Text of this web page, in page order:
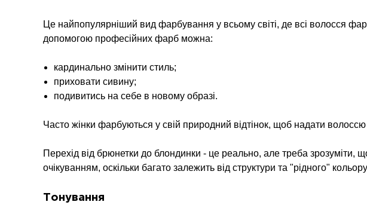
Це найпопулярніший вид фарбування у всьому світі, де всі волосся
допомогою професійних фарб можна:
кардинально змінити стиль;
приховати сивину;
подивитись на себе в новому образі.
Часто жінки фарбуються у свій природний відтінок, щоб надати волоссю
Перехід від брюнетки до блондинки - це реально, але треба зрозуміти,
очікуванням, оскільки багато залежить від структури та "рідного"
Тонування